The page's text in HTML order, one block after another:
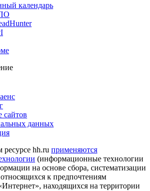
календарь
сайтов
данных
hh.ru применяются
(информационные технологии
на основе сбора, систематизации
к предпочтениям
находящихся на территории